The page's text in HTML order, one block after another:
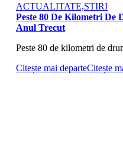
ACTUALITATE,STIRI
Peste 80 De Kilometri
Anul Trecut
Peste 80 de kilometri de
Citește mai departeCitește